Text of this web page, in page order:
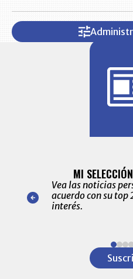
nuestro
para
MI
Vea las noticias
acuerdo con su top
interés.